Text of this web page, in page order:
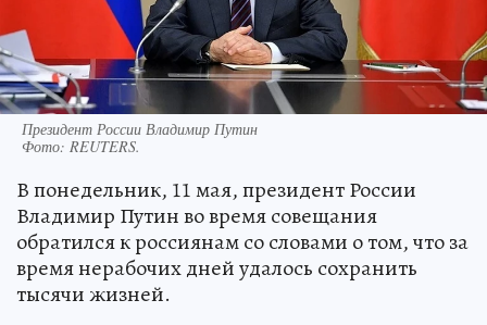
Президент России Владимир Путин
Фото: REUTERS.
В понедельник, 11 мая, президент России
Владимир Путин во время совещания
обратился к россиянам со словами о том, что за
время нерабочих дней удалось сохранить
тысячи жизней.